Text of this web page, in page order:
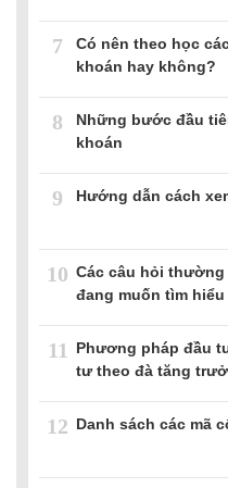
7
Có nên theo học
khoán hay không?
8
Những bước đầu
khoán
9 Hướng dẫn cách
10 Các câu hỏi
đang muốn tìm
11
Phương pháp đầu
tư theo đà tăng
12 Danh sách các mã